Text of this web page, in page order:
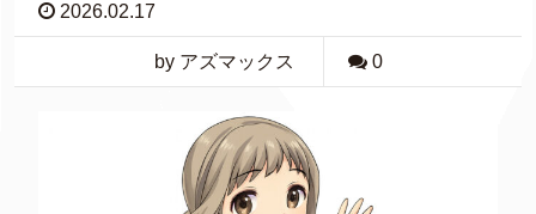
2026.02.17
by アズマックス 0